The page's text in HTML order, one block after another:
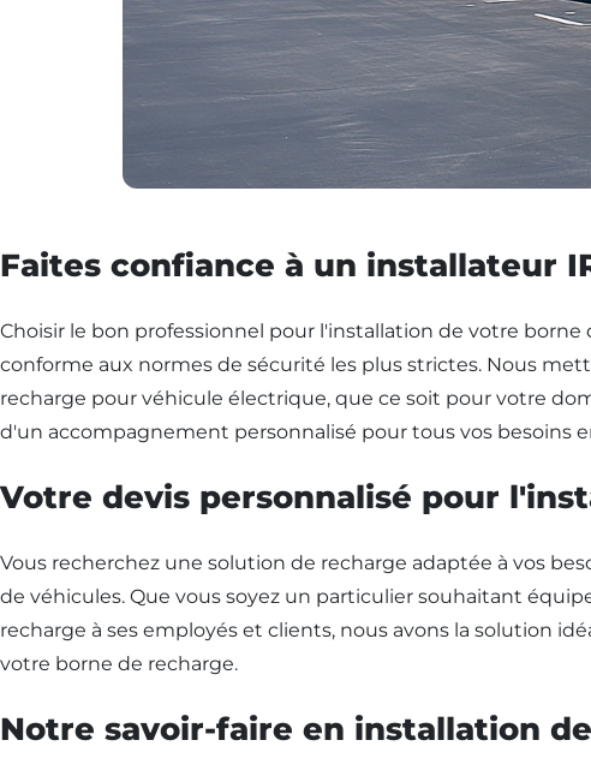
Faites confiance à un installateur
Choisir le bon professionnel pour l'installation de votre
conforme aux normes de sécurité les plus strictes. Nous
recharge pour véhicule électrique, que ce soit pour votre
d'un accompagnement personnalisé pour tous vos besoins
Votre devis personnalisé pour
Vous recherchez une solution de recharge adaptée à vos
de véhicules. Que vous soyez un particulier souhaitant
recharge à ses employés et clients, nous avons la solution
votre borne de recharge.
Notre savoir-faire en installation